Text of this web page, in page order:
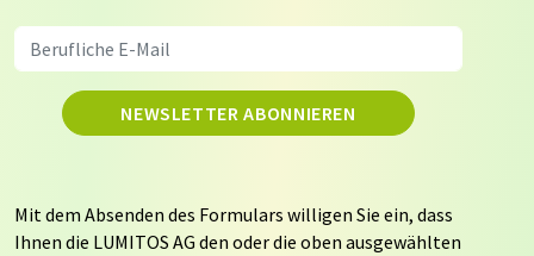
NEWSLETTER ABONNIEREN
Mit dem Absenden des Formulars willigen Sie ein, dass
Ihnen die LUMITOS AG den oder die oben ausgewählten